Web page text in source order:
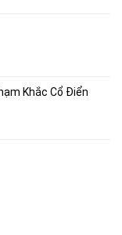
Khắc Cổ Điển